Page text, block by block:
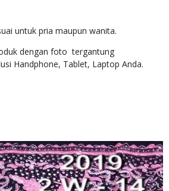
untuk pria maupun wanita.
dengan foto tergantung
Handphone, Tablet, Laptop Anda.